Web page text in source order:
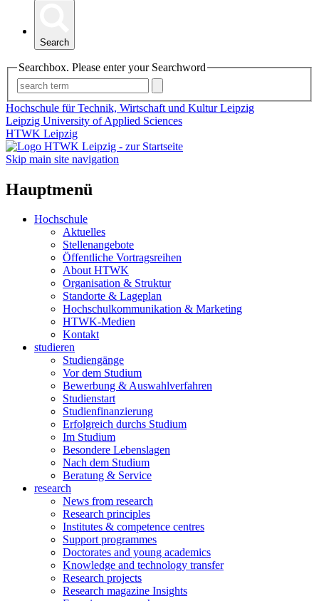
Search
Searchbox. Please enter your Searchword
Hochschule für Technik, Wirtschaft und Kultur Leipzig
Leipzig University of Applied Sciences
HTWK Leipzig
Skip main site navigation
Hauptmenü
Hochschule
Aktuelles
Stellenangebote
Öffentliche Vortragsreihen
About HTWK
Organisation & Struktur
Standorte & Lageplan
Hochschulkommunikation & Marketing
HTWK-Medien
Kontakt
studieren
Studiengänge
Vor dem Studium
Bewerbung & Auswahlverfahren
Studienstart
Studienfinanzierung
Erfolgreich durchs Studium
Im Studium
Besondere Lebenslagen
Nach dem Studium
Beratung & Service
research
News from research
Research principles
Institutes & competence centres
Support programmes
Doctorates and young academics
Knowledge and technology transfer
Research projects
Research magazine Insights